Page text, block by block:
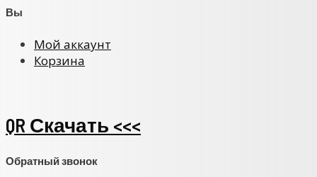
Вы
Мой аккаунт
Корзина
QR Скачать <<<
Обратный звонок